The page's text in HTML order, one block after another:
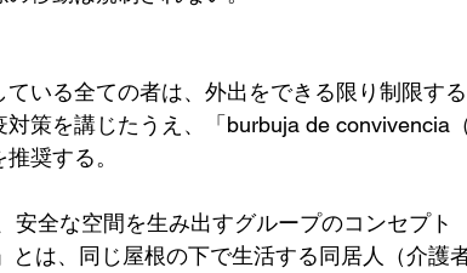
いる全ての者は、外出をできる限り制限す
対策を講じたうえ、「burbuja de convivencia
奨する。
安全な空間を生み出すグループのコンセプト
とは、同じ屋根の下で生活する同居人（介護